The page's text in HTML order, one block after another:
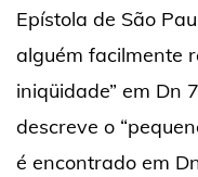
Epístola de São
alguém facilmente
iniqüidade” em Dn
descreve o
é encontrado em